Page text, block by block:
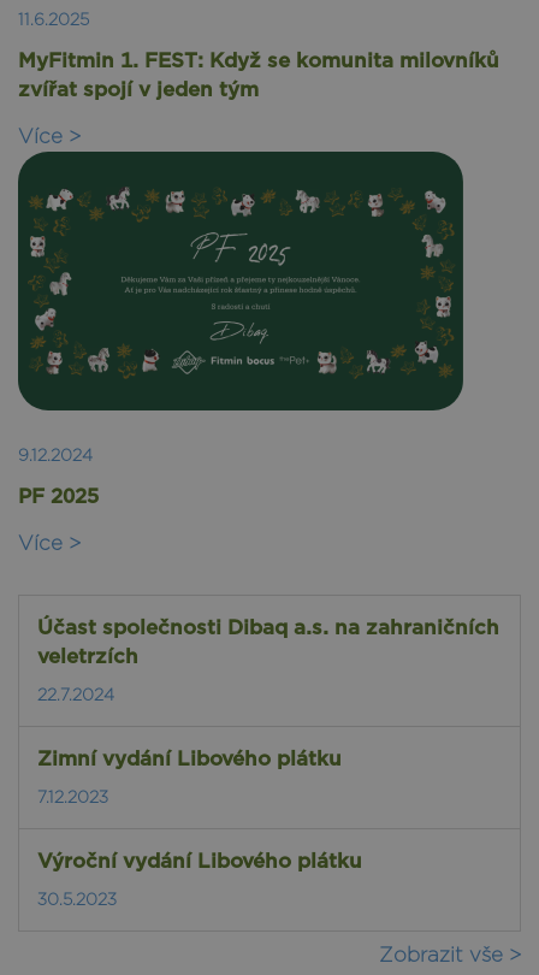
11.6.2025
MyFitmin 1. FEST: Když se komunita milovníků
zvířat spojí v jeden tým
Více >
9.12.2024
PF 2025
Více >
Účast společnosti Dibaq a.s. na zahraničních
veletrzích
22.7.2024
Zimní vydání Libového plátku
7.12.2023
Výroční vydání Libového plátku
30.5.2023
Zobrazit vše >